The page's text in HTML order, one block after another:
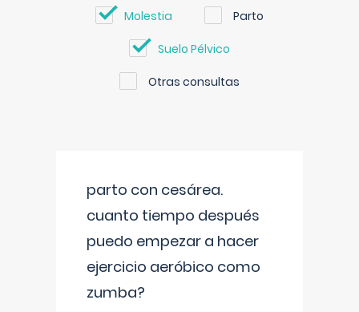
Molestia Parto
Suelo Pélvico
Otras consultas
parto con cesárea.
cuanto tiempo después
puedo empezar a hacer
ejercicio aeróbico como
zumba?